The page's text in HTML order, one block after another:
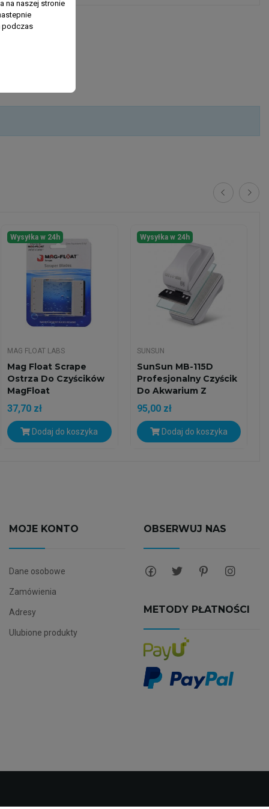
Wysyłka w 24h
MAG FLOAT LABS
Mag Float Scrape
Ostrza Do Czyścików
MagFloat
37,70 zł
Dodaj do koszyka
Wysyłka w 24h
SUNSUN
SunSun MB-115D
Profesjonalny Czyścik
Do Akwarium Z
Ostrzem
95,00 zł
Dodaj do koszyka
MOJE KONTO
Dane osobowe
Zamówienia
Adresy
Ulubione produkty
OBSERWUJ NAS
METODY PŁATNOŚCI
na naszej stronie
podczas